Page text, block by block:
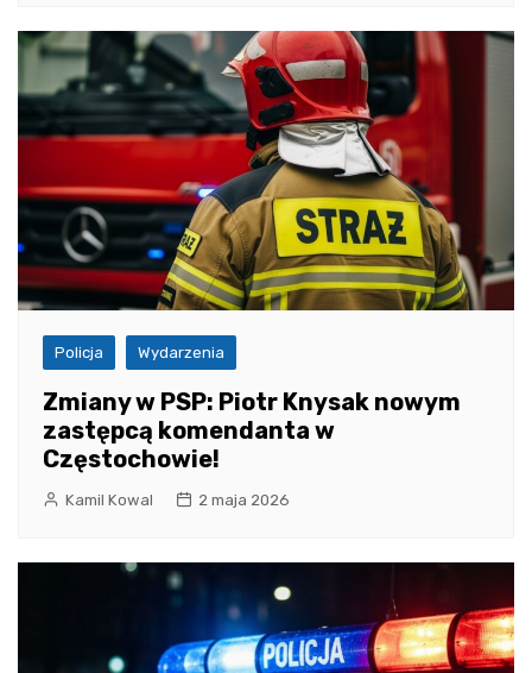
Policja Wydarzenia
Zmiany w PSP: Piotr Knysak nowym
zastępcą komendanta w
Częstochowie!
Kamil Kowal 2 maja 2026